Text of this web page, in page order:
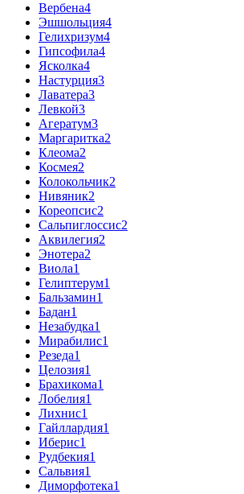
Вербена4
Эшшольция4
Гелихризум4
Гипсофила4
Ясколка4
Настурция3
Лаватера3
Левкой3
Агератум3
Маргаритка2
Клеома2
Космея2
Колокольчик2
Нивяник2
Кореопсис2
Сальпиглоссис2
Аквилегия2
Энотера2
Виола1
Гелиптерум1
Бальзамин1
Бадан1
Незабудка1
Мирабилис1
Резеда1
Целозия1
Брахикома1
Лобелия1
Лихнис1
Гайллардия1
Иберис1
Рудбекия1
Сальвия1
Диморфотека1